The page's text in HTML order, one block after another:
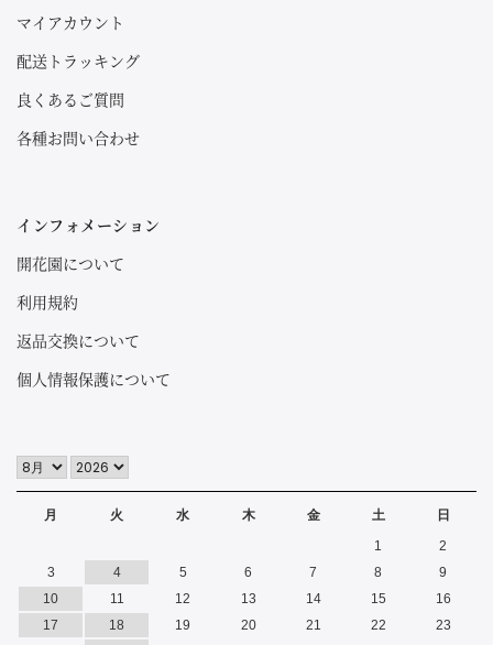
マイアカウント
配送トラッキング
良くあるご質問
各種お問い合わせ
インフォメーション
開花園について
利用規約
返品交換について
個人情報保護について
月 火 水 木 金 土
日
1
2
3
4 5 6 7 8
9
10
11 12 13 14 15
16
17
18 19 20 21 22
23